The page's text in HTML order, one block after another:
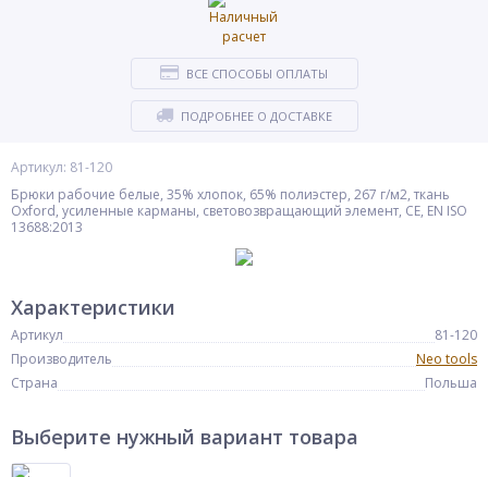
Артикул: 81-120
Брюки рабочие белые, 35% хлопок, 65% полиэстер, 267 г/м2, ткань
Oxford, усиленные карманы, световозвращающий элемент, CE, EN ISO
13688:2013
ВСЕ СПОСОБЫ ОПЛАТЫ
ПОДРОБНЕЕ О ДОСТАВКЕ
Характеристики
Артикул
81-120
Производитель
Neo tools
Страна
Польша
Выберите нужный вариант товара